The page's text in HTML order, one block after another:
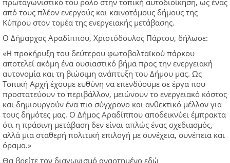
από τους πλέον ενεργούς και καινοτόμους δήμους της
Κύπρου στον τομέα της ενεργειακής μετάβασης.
Ο Δήμαρχος Αραδίππου, Χριστόδουλος Πάρτου, δήλωσε:
«Η προκήρυξη του δεύτερου φωτοβολταϊκού πάρκου
αποτελεί ακόμη ένα ουσιαστικό βήμα προς την ενεργειακή
αυτονομία και τη βιώσιμη ανάπτυξη του Δήμου μας. Ως
Τοπική Αρχή έχουμε ευθύνη να επενδύουμε σε έργα που
προστατεύουν το περιβάλλον, μειώνουν το ενεργειακό κόστος
και δημιουργούν ένα πιο σύγχρονο και ανθεκτικό μέλλον για
τους δημότες μας. Ο Δήμος Αραδίππου αποδεικνύει έμπρακτα
ότι η πράσινη μετάβαση δεν είναι απλώς ένας σχεδιασμός,
αλλά μια σταθερή πολιτική επιλογή με συνέχεια, συνέπεια και
όραμα.»
Θα βρείτε τον διαγωνισμό αναρτημένο εδώ